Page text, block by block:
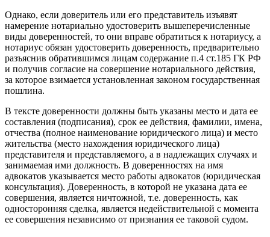
Однако, если доверитель или его представитель изъявят
намерение нотариально удостоверить вышеперечисленные
виды доверенностей, то они вправе обратиться к нотариусу, а
нотариус обязан удостоверить доверенность, предварительно
разъяснив обратившимся лицам содержание п.4 ст.185 ГК РФ
и получив согласие на совершение нотариального действия,
за которое взимается установленная законом государственная
пошлина.
В тексте доверенности должны быть указаны место и дата ее
составления (подписания), срок ее действия, фамилии, имена,
отчества (полное наименование юридического лица) и место
жительства (место нахождения юридического лица)
представителя и представляемого, а в надлежащих случаях и
занимаемая ими должность. В доверенностях на имя
адвокатов указывается место работы адвокатов (юридическая
консультация). Доверенность, в которой не указана дата ее
совершения, является ничтожной, т.е. доверенность, как
односторонняя сделка, является недействительной с момента
ее совершения независимо от признания ее таковой судом.